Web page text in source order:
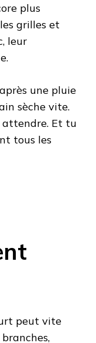
plus
grilles et
leur
une pluie
sèche vite.
attendre. Et tu
tous les
peut vite